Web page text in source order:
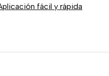
fácil y rápida